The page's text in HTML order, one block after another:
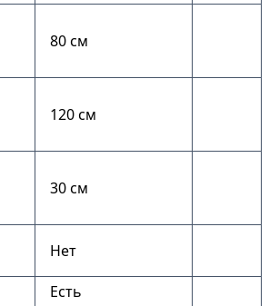
80 см
120 см
30 см
Нет
Есть